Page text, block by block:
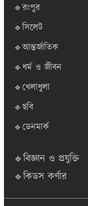
🔹রংপুর
🔹সিলেট
🔹আন্তর্জাতিক
🔹ধর্ম ও জীবন
🔹খেলাধুলা
🔹ছবি
🔹ডেনমার্ক
🔹বিজ্ঞান ও প্রযুক্তি
🔹কিডস কর্ণার